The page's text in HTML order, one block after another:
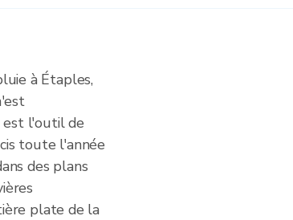
à Étaples,
est l'outil de
toute l'année
des plans
plate de la